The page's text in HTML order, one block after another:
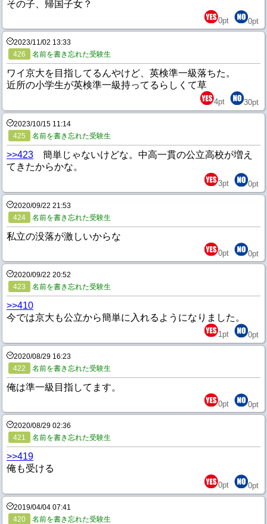
その子、帰国子女？
0pt 0pt
2023/11/02 13:33
426
名前を書き忘れた受験生
ワイ京大を目指してるんやけど、英検準一級落ちた。
近所の小学生が英検準一級持ってるらしくて草
4pt 30pt
2023/10/15 11:14
425
名前を書き忘れた受験生
>>423 簡単じゃないけどな。中高一貫の公立高校が増え
てきたからかな。
3pt 0pt
2020/09/22 21:53
424
名前を書き忘れた受験生
私立の没落が激しいからな
0pt 0pt
2020/09/22 20:52
423
名前を書き忘れた受験生
>>410
今では京大も公立から簡単に入れるようになりました。
1pt 0pt
2020/08/29 16:23
422
名前を書き忘れた受験生
俺は準一級目指してます。
0pt 0pt
2020/08/29 02:36
421
名前を書き忘れた受験生
>>419
俺も受ける
0pt 0pt
2019/04/04 07:41
420
名前を書き忘れた受験生